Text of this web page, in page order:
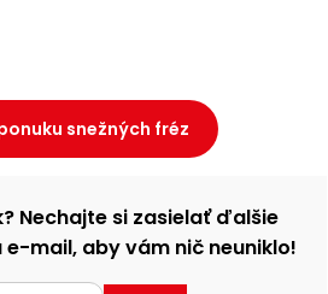
snežných fréz
Nechajte si zasielať ďalšie
mail, aby vám nič neuniklo!